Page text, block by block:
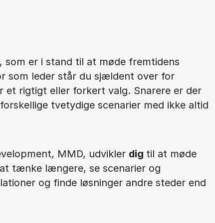
som er i stand til at møde fremtidens
som leder står du sjældent over for
et rigtigt eller forkert valg. Snarere er der
tvetydige scenarier med ikke altid
MMD, udvikler dig til at møde
tænke længere, se scenarier og
og finde løsninger andre steder end